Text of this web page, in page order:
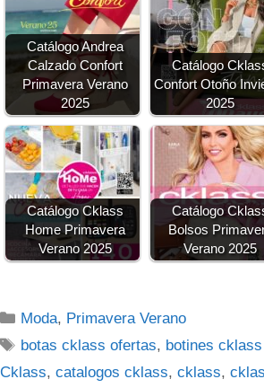
Catálogo Andrea
Calzado Confort
Primavera Verano
2025
Catálogo
Confort Otoño
2025
Catálogo Cklass
Home Primavera
Verano 2025
Catálogo
Bolsos
Verano 2025
Categorías
Moda, Primavera Verano
Etiquetas
botas cklass ofertas, botines
Cklass, catalogos cklass, cklass,